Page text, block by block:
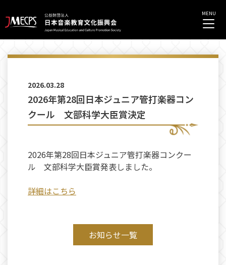
2026.03.28
2026年第28回日本ジュニア管打楽器コン
クール 文部科学大臣賞決定
2026年第28回日本ジュニア管打楽器コンクー
ル 文部科学大臣賞発表しました。
詳細はこちら
お知らせ一覧